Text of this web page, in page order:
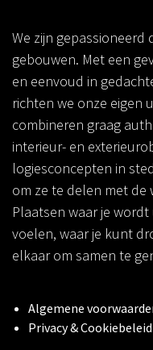
We zijn
gebouwen. Met een
en eenvoud in
richten we onze eigen
combineren graag
interieur- en
logiesconcepten in
om ze te delen met de
Plaatsen waar je
voelen, waar je kunt
elkaar om samen te
Algemene
Privacy & Cookiebeleid